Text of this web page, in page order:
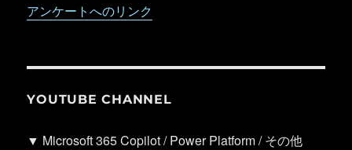
アンケートへのリンク
YOUTUBE CHANNEL
▼ Microsoft 365 Copilot / Power Platform / その他